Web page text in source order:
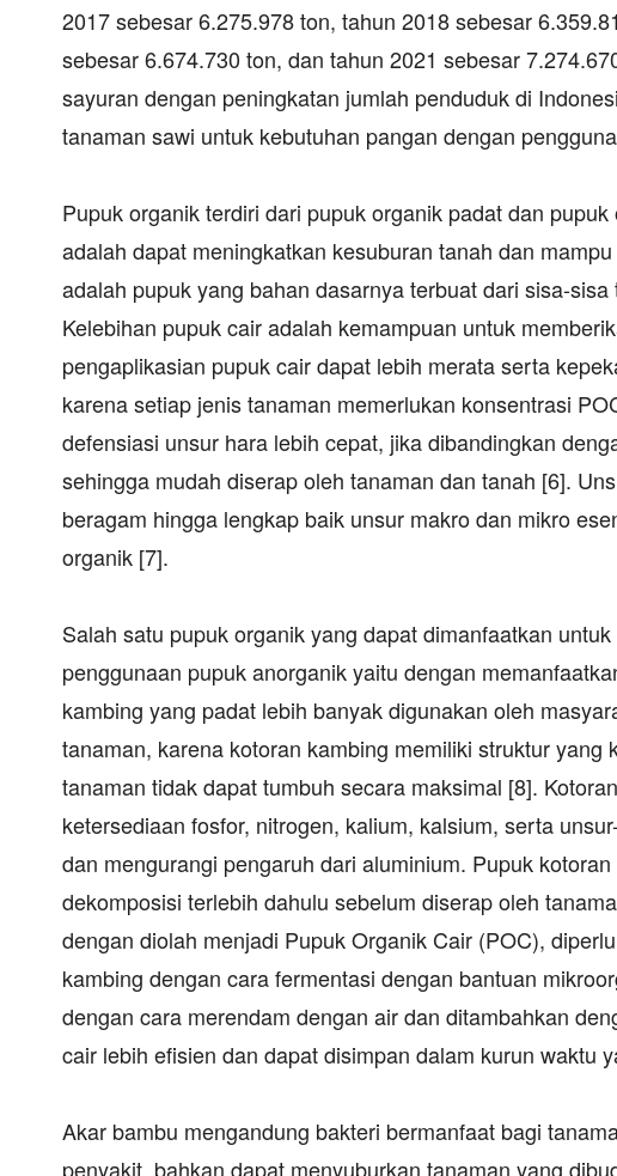
2017 sebesar 6.275.978 ton, tahun 2018 sebesar
sebesar 6.674.730 ton, dan tahun 2021 sebesar
sayuran dengan peningkatan jumlah penduduk di
tanaman sawi untuk kebutuhan pangan dengan
Pupuk organik terdiri dari pupuk organik padat dan
adalah dapat meningkatkan kesuburan tanah dan
adalah pupuk yang bahan dasarnya terbuat dari sisa-
Kelebihan pupuk cair adalah kemampuan untuk
pengaplikasian pupuk cair dapat lebih merata serta
karena setiap jenis tanaman memerlukan konsentrasi
defensiasi unsur hara lebih cepat, jika dibandingkan
sehingga mudah diserap oleh tanaman dan tanah [6].
beragam hingga lengkap baik unsur makro dan mikro
organik [7].
Salah satu pupuk organik yang dapat dimanfaatkan
penggunaan pupuk anorganik yaitu dengan
kambing yang padat lebih banyak digunakan oleh
tanaman, karena kotoran kambing memiliki struktur
tanaman tidak dapat tumbuh secara maksimal [8].
ketersediaan fosfor, nitrogen, kalium, kalsium, serta
dan mengurangi pengaruh dari aluminium. Pupuk
dekomposisi terlebih dahulu sebelum diserap oleh
dengan diolah menjadi Pupuk Organik Cair (POC),
kambing dengan cara fermentasi dengan bantuan
dengan cara merendam dengan air dan ditambahkan
cair lebih efisien dan dapat disimpan dalam kurun waktu
Akar bambu mengandung bakteri bermanfaat bagi
penyakit, bahkan dapat menyuburkan tanaman yang